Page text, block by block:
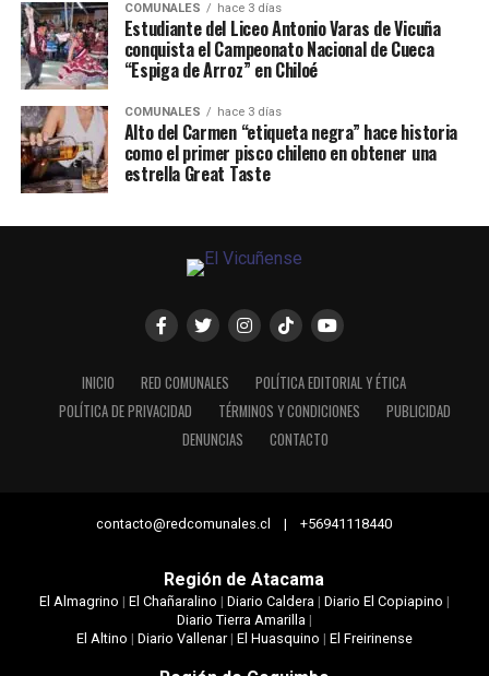
COMUNALES hace 3 días
Estudiante del Liceo Antonio Varas de Vicuña
conquista el Campeonato Nacional de Cueca
“Espiga de Arroz” en Chiloé
COMUNALES hace 3 días
Alto del Carmen “etiqueta negra” hace historia
como el primer pisco chileno en obtener una
estrella Great Taste
INICIO RED COMUNALES
POLÍTICA EDITORIAL Y ÉTICA
POLÍTICA DE PRIVACIDAD
TÉRMINOS Y CONDICIONES
PUBLICIDAD
DENUNCIAS
CONTACTO
contacto@redcomunales.cl | +56941118440
Región de Atacama
El Almagrino | El Chañaralino | Diario Caldera| Diario El Copiapino |
Diario Tierra Amarilla|
El Altino | Diario Vallenar| El Huasquino | El Freirinense